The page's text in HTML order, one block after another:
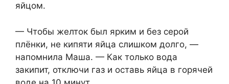
яйцом.
— Чтобы желток был ярким и без серой
плёнки, не кипяти яйца слишком долго, —
напомнила Маша. — Как только вода
закипит, отключи газ и оставь яйца в горячей